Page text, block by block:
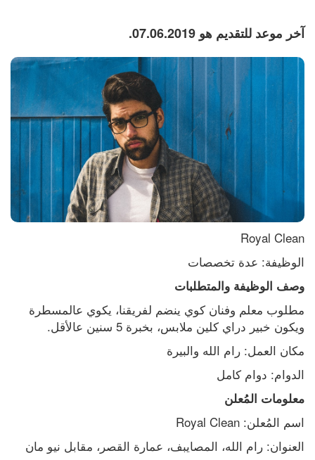
آخر موعد للتقديم هو 07.06.2019.
Royal Clean
الوظيفة: عدة تخصصات
وصف الوظيفة والمتطلبات
ويكون خبير دراي كلين ملابس، بخبرة 5 سنين عالأقل.
مكان العمل: رام الله والبيرة
الدوام: دوام كامل
معلومات المُعلن
اسم المُعلن: Royal Clean
العنوان: رام الله، المصايبف، عمارة القصر، مقابل نيو مان